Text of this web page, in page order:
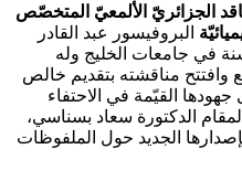
الجزائريّ الألمعيّ المتخصّص
البروفيسور عبد القادر
في جامعات الخليج وله
مناقشته بتقديم خالص
القيّمة في الاحتفاء
لمقام الدكتورة سعاد بسناسي،
الجديد حول الملفوظات